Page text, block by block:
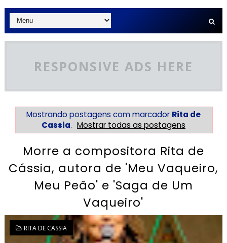
RESPONSIVE ADS HERE
Mostrando postagens com marcador Rita de
Cassia. Mostrar todas as postagens
Morre a compositora Rita de
Cássia, autora de 'Meu Vaqueiro,
Meu Peão' e 'Saga de Um
Vaqueiro'
RITA DE CASSIA